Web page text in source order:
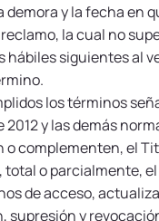
demora y la fecha en
la cual no
hábiles siguientes al
los términos
2012 y las demás
o complementen, el
total o parcialmente,
de acceso,
supresión y